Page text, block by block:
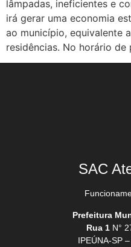
lâmpadas, ineficientes e
irá gerar uma economia
ao município, equivalente
residências. No horário
SAC
Prefeitura
Rua 1 N°
IPEÚNA-SP